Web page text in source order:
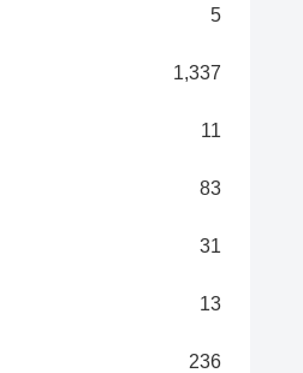
5
1,337
11
83
31
13
236